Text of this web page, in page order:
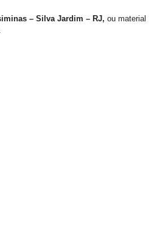
– Silva Jardim – RJ, ou material